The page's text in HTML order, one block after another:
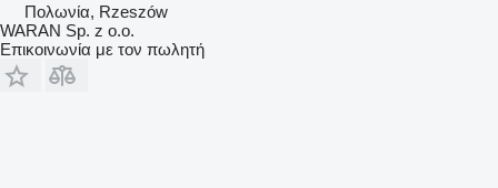
Πολωνία, Rzeszów
WARAN Sp. z o.o.
Επικοινωνία με τον πωλητή